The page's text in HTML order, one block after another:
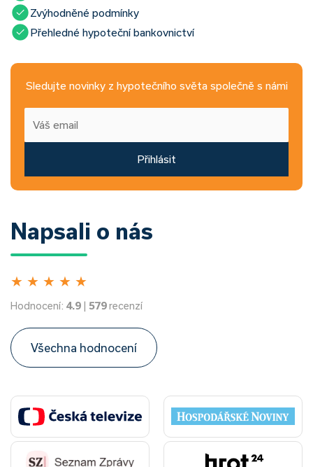
Zvýhodněné podmínky
Přehledné hypoteční bankovnictví
Sledujte novinky z hypotečního světa společně s námi
Přihlásit
Napsali o nás
★ ★ ★ ★ ★
Hodnocení: 4.9 | 579recenzí
Všechna hodnocení